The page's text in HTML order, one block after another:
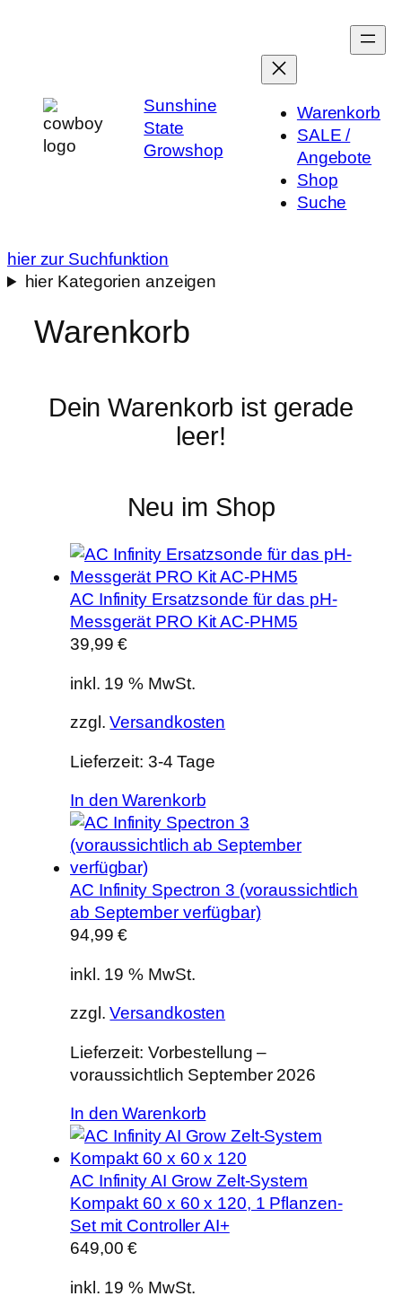
Sunshine
State
Growshop
Warenkorb
SALE /
Angebote
Shop
Suche
hier zur Suchfunktion
hier Kategorien anzeigen
Warenkorb
Dein Warenkorb ist gerade
leer!
Neu im Shop
AC Infinity Ersatzsonde für das pH-
Messgerät PRO Kit AC-PHM5
39,99€
inkl. 19 % MwSt.
zzgl.Versandkosten
Lieferzeit: 3-4 Tage
In den Warenkorb
AC Infinity Spectron 3 (voraussichtlich
ab September verfügbar)
94,99€
inkl. 19 % MwSt.
zzgl.Versandkosten
Lieferzeit: Vorbestellung –
voraussichtlich September 2026
In den Warenkorb
AC Infinity AI Grow Zelt-System
Kompakt 60 x 60 x 120, 1 Pflanzen-
Set mit Controller AI+
649,00€
inkl. 19 % MwSt.